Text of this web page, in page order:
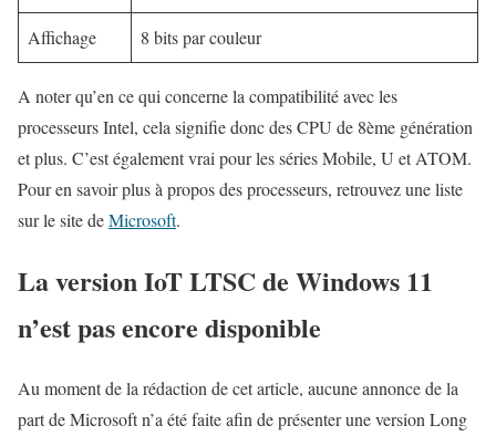
Affichage 8 bits par couleur
A noter qu’en ce qui concerne la compatibilité avec les
processeurs Intel, cela signifie donc des CPU de 8ème génération
et plus. C’est également vrai pour les séries Mobile, U et ATOM.
Pour en savoir plus à propos des processeurs, retrouvez une liste
sur le site deMicrosoft.
La version IoT LTSC de Windows 11
n’est pas encore disponible
Au moment de la rédaction de cet article, aucune annonce de la
part de Microsoft n’a été faite afin de présenter une version Long